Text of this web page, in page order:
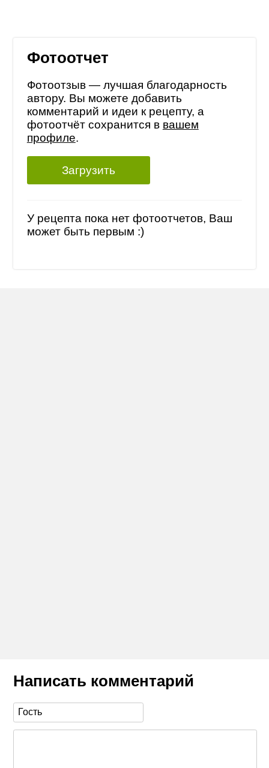
Фотоотчет
Фотоотзыв — лучшая благодарность
автору. Вы можете добавить
комментарий и идеи к рецепту, а
фотоотчёт сохранится в вашем
профиле.
Загрузить
У рецепта пока нет фотоотчетов, Ваш
может быть первым :)
Написать комментарий